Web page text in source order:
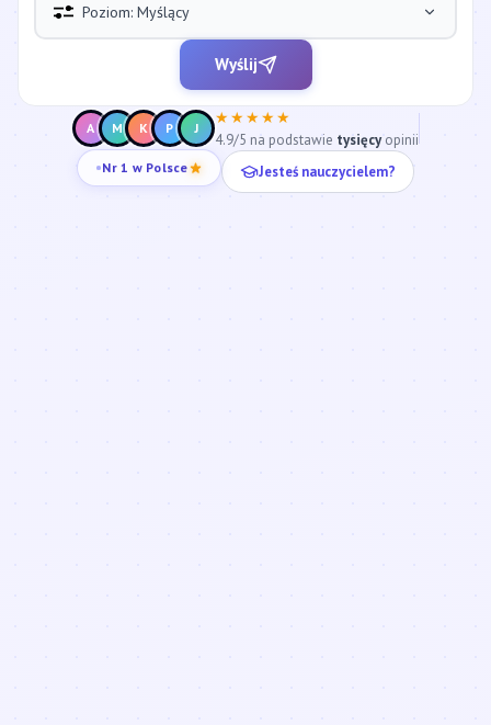
Poziom: Myślący
Wyślij
A M K P J
★★★★★
4.9/5 na podstawie tysięcyopinii
Nr 1 w Polsce Jesteś nauczycielem?